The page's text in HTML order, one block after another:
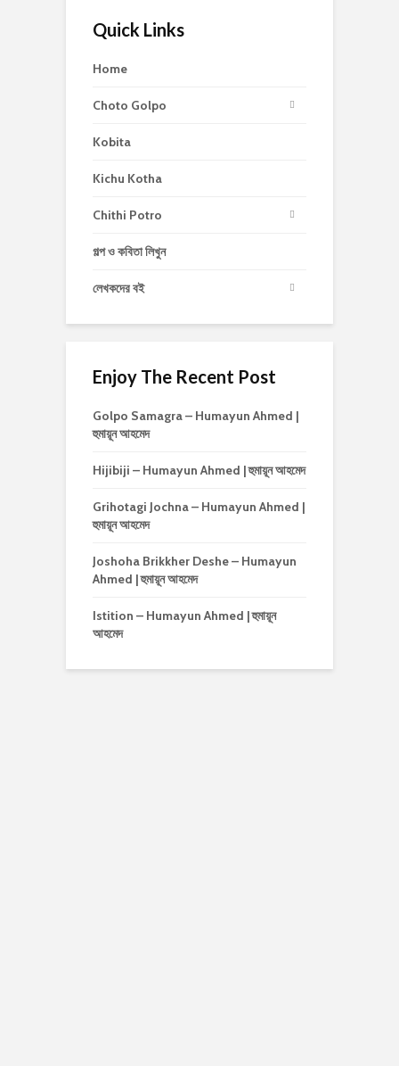
Quick Links
Home
Choto Golpo
Kobita
Kichu Kotha
Chithi Potro
গল্প ও কবিতা লিখুন
লেখকদের বই
Enjoy The Recent Post
Golpo Samagra – Humayun Ahmed |
হুমায়ূন আহমেদ
Hijibiji – Humayun Ahmed | হুমায়ূন আহমেদ
Grihotagi Jochna – Humayun Ahmed |
হুমায়ূন আহমেদ
Joshoha Brikkher Deshe – Humayun
Ahmed | হুমায়ূন আহমেদ
Istition – Humayun Ahmed | হুমায়ূন
আহমেদ